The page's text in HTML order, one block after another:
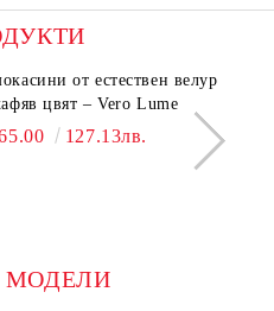
от естествен велур
цвят – Vero Lume
127.13лв.
МОДЕЛИ